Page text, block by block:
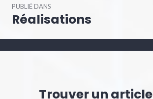
dePUBLIÉ DANS
Réalisations
Trouver un article